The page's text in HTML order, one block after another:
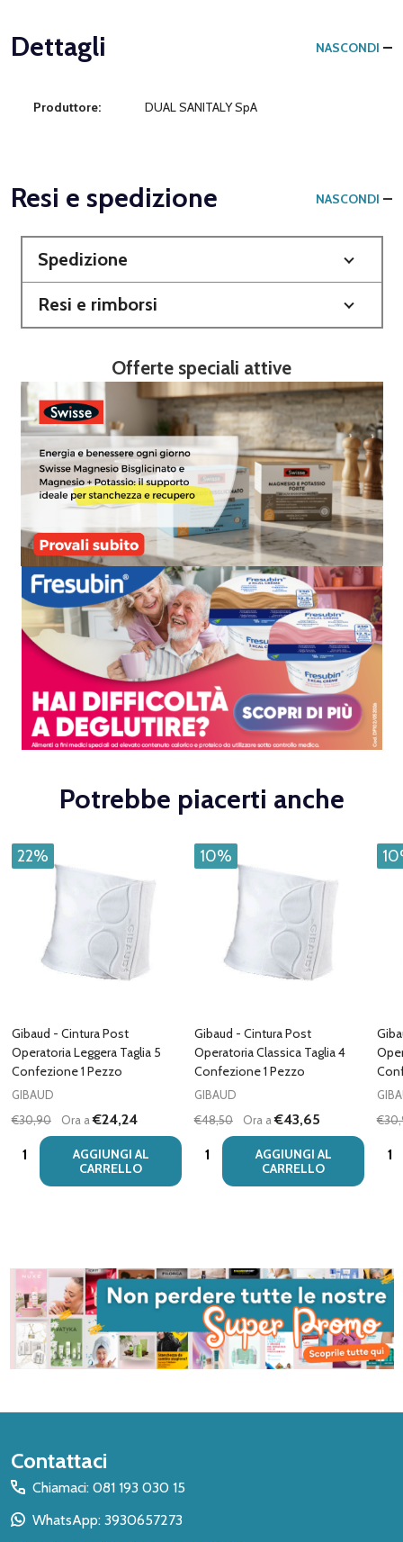
Dettagli NASCONDI
Produttore: DUAL SANITALY SpA
Resi e spedizione NASCONDI
Spedizione
Resi e rimborsi
Offerte speciali attive
Potrebbe piacerti anche
22%
Gibaud - Cintura Post
Operatoria Leggera Taglia 5
Confezione 1 Pezzo
GIBAUD
€30,90
Ora a€24,24
Quantità:
AGGIUNGI AL
CARRELLO
10%
Gibaud - Cintura Post
Operatoria Classica Taglia 4
Confezione 1 Pezzo
GIBAUD
€48,50
Ora a€43,65
Quantità:
AGGIUNGI AL
CARRELLO
Inizio
del
piè
Contattaci
Chiamaci: 081 193 030 15
WhatsApp: 3930657273